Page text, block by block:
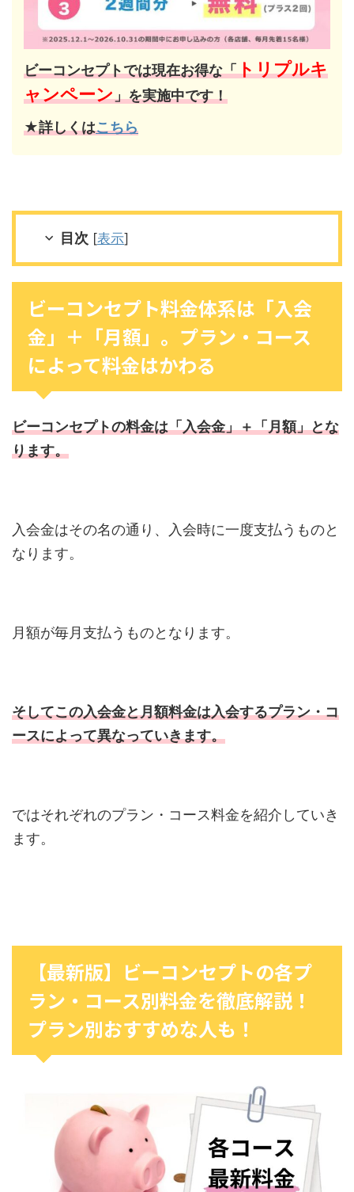
ビーコンセプトでは現在お得な「トリプルキ
ャンペーン」を実施中です！
★詳しくはこちら
目次 [表示]
ビーコンセプト料金体系は「入会
金」＋「月額」。プラン・コース
によって料金はかわる
ビーコンセプトの料金は「入会金」＋「月額」とな
ります。
入会金はその名の通り、入会時に一度支払うものと
なります。
月額が毎月支払うものとなります。
そしてこの入会金と月額料金は入会するプラン・コ
ースによって異なっていきます。
ではそれぞれのプラン・コース料金を紹介していき
ます。
【最新版】ビーコンセプトの各プ
ラン・コース別料金を徹底解説！
プラン別おすすめな人も！